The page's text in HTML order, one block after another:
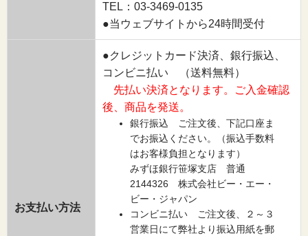
TEL：03-3469-0135
●当ウェブサイトから24時間受付
お支払い方法
●クレジットカード決済、銀行振込、
コンビニ払い （送料無料）
先払い決済となります。ご入金確認
後、商品を発送。
銀行振込 ご注文後、下記口座ま
でお振込ください。（振込手数料
はお客様負担となります）
みずほ銀行笹塚支店 普通
2144326 株式会社ビー・エー・
ビー・ジャパン
コンビニ払い ご注文後、２～３
営業日にて弊社より振込用紙を郵